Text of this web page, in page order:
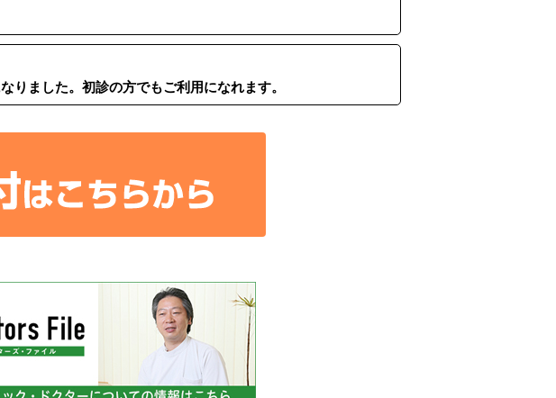
りました。初診の⽅でもご利用になれます。